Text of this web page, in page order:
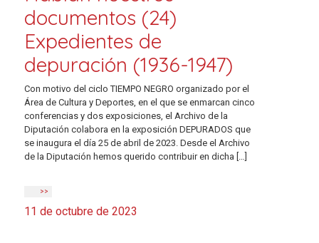
documentos (24)
Expedientes de
depuración (1936-1947)
Con motivo del ciclo TIEMPO NEGRO organizado por el
Área de Cultura y Deportes, en el que se enmarcan cinco
conferencias y dos exposiciones, el Archivo de la
Diputación colabora en la exposición DEPURADOS que
se inaugura el día 25 de abril de 2023. Desde el Archivo
de la Diputación hemos querido contribuir en dicha […]
>>
11 de octubre de 2023